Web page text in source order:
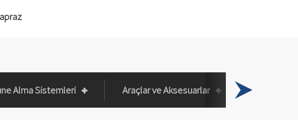
Alma Sistemleri Araçlar ve Aksesuarlar